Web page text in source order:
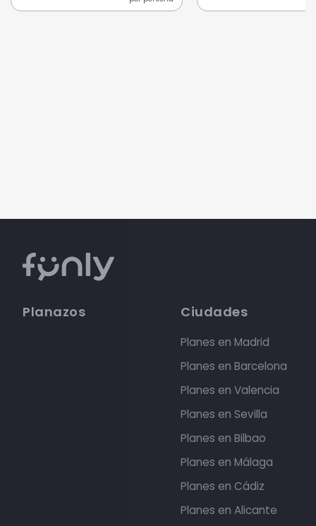
Planazos Ciudades
Planes en Madrid
Planes en Barcelona
Planes en Valencia
Planes en Sevilla
Planes en Bilbao
Planes en Málaga
Planes en Cádiz
Planes en Alicante